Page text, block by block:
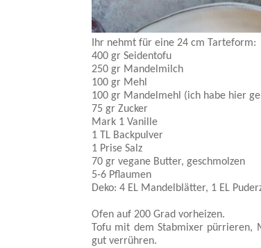
Ihr nehmt für eine 24 cm Tarteform:
400 gr Seidentofu
250 gr Mandelmilch
100 gr Mehl
100 gr Mandelmehl (ich habe hier
75 gr Zucker
Mark 1 Vanille
1 TL Backpulver
1 Prise Salz
70 gr vegane Butter, geschmolzen
5-6 Pflaumen
Deko: 4 EL Mandelblätter, 1 EL
Ofen auf 200 Grad vorheizen.
Tofu mit dem Stabmixer pürrieren,
gut verrühren.